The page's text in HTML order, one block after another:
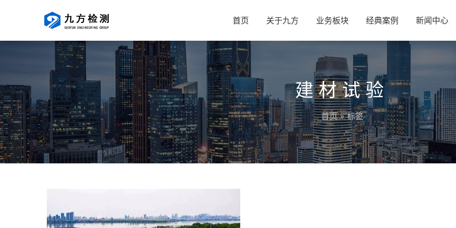
首页 关于九方 业务板块 经典案例 新闻中心
建材试验
首页 » 标签